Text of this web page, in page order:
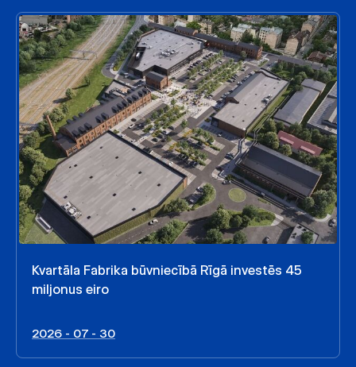
Kvartāla Fabrika būvniecībā Rīgā investēs 45
miljonus eiro
2026 - 07 - 30